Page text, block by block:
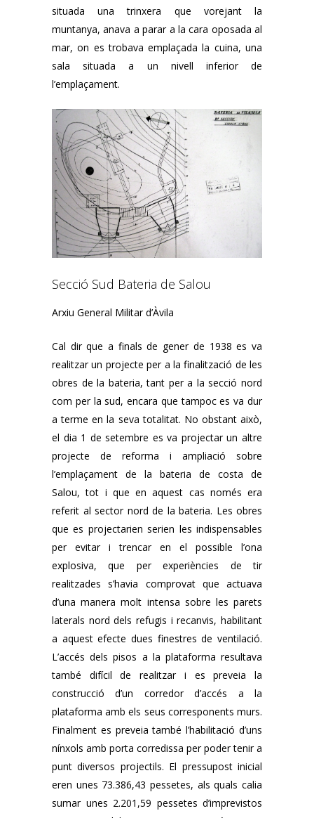
situada una trinxera que vorejant la
muntanya, anava a parar a la cara oposada al
mar, on es trobava emplaçada la cuina, una
sala situada a un nivell inferior de
l’emplaçament.
Secció Sud Bateria de Salou
Arxiu General Militar d’Àvila
Cal dir que a finals de gener de 1938 es va
realitzar un projecte per a la finalització de les
obres de la bateria, tant per a la secció nord
com per la sud, encara que tampoc es va dur
a terme en la seva totalitat. No obstant això,
el dia 1 de setembre es va projectar un altre
projecte de reforma i ampliació sobre
l’emplaçament de la bateria de costa de
Salou, tot i que en aquest cas només era
referit al sector nord de la bateria. Les obres
que es projectarien serien les indispensables
per evitar i trencar en el possible l’ona
explosiva, que per experiències de tir
realitzades s’havia comprovat que actuava
d’una manera molt intensa sobre les parets
laterals nord dels refugis i recanvis, habilitant
a aquest efecte dues finestres de ventilació.
L’accés dels pisos a la plataforma resultava
també difícil de realitzar i es preveia la
construcció d’un corredor d’accés a la
plataforma amb els seus corresponents murs.
Finalment es preveia també l’habilitació d’uns
nínxols amb porta corredissa per poder tenir a
punt diversos projectils. El pressupost inicial
eren unes 73.386,43 pessetes, als quals calia
sumar unes 2.201,59 pessetes d’imprevistos